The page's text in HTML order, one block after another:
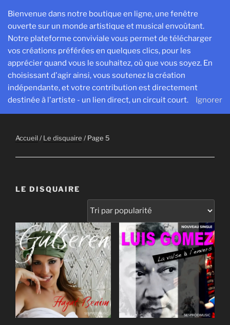
Bienvenue dans notre boutique en ligne, une fenêtre
ouverte sur un monde artistique et musical envoûtant.
Notre plateforme conviviale vous permet de télécharger
vos créations préférées en quelques clics, pour les
apprécier quand vous le souhaitez, où que vous soyez. En
choisissant d'agir ainsi, vous soutenez la création
indépendante, et votre contribution est directement
destinée à l'artiste - un lien direct, un circuit court.
Ignorer
contenu
principal
SESPROD
Créer, exister et transmettre pour avancer ensemble
Menu
Accueil /Le disquaire / Page 5
LE DISQUAIRE